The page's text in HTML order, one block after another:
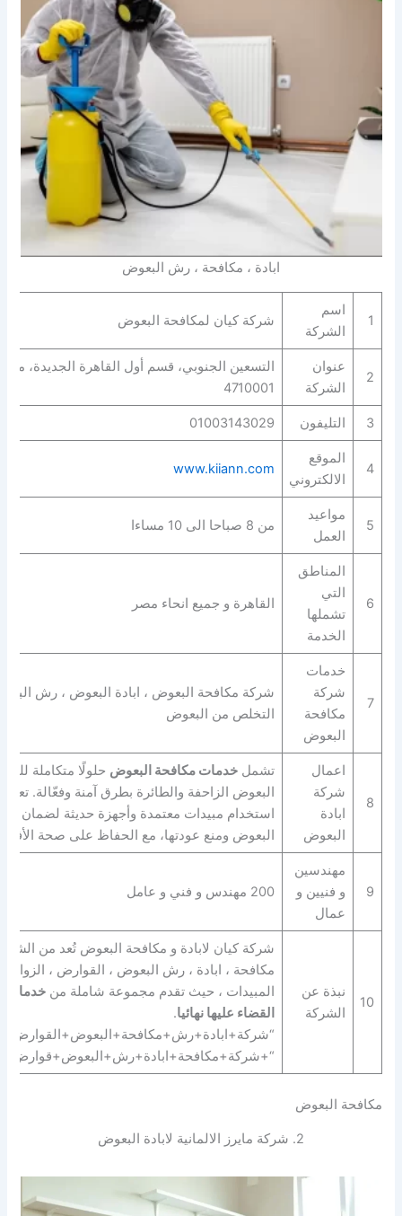
ابادة ، مكافحة ، رش البعوض
1
اسم
الشركة
شركة كيان لمكافحة البعوض
2
عنوان
الشركة
التسعين الجنوبي، قسم أول القاهرة الجديدة،
4710001
3 التليفون 01003143029
4
الموقع
الالكتروني
www.kiiann.com
5
مواعيد
العمل
من 8 صباحا الى 10 مساءا
6
المناطق
التي
تشملها
الخدمة
القاهرة و جميع انحاء مصر
7
خدمات
شركة
مكافحة
البعوض
شركة مكافحة البعوض ، ابادة البعوض ، رش
التخلص من البعوض
8
اعمال
شركة
ابادة
البعوض
تشمل خدمات مكافحة البعوض حلولًا متكاملة
البعوض الزاحفة والطائرة بطرق آمنة وفعّالة.
استخدام مبيدات معتمدة وأجهزة حديثة لضمان
البعوض ومنع عودتها، مع الحفاظ على صحة
9
مهندسين
و فنيين و
عمال
200 مهندس و فني و عامل
10
نبذة عن
الشركة
شركة كيان لابادة و مكافحة البعوض تُعد من
مكافحة ، ابادة ، رش البعوض ، القوارض ،
المبيدات ، حيث تقدم مجموعة شاملة من خدمات
القضاء عليها نهائيا.
مكافحة البعوض
2. شركة مايرز الالمانية لابادة البعوض